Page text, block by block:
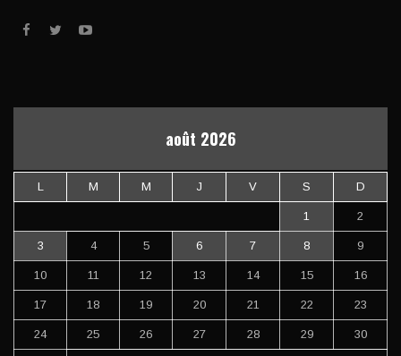
août 2026
L M M J V S D
1 2
3 4 5 6 7 8 9
10 11 12 13 14 15 16
17 18 19 20 21 22 23
24 25 26 27 28 29 30